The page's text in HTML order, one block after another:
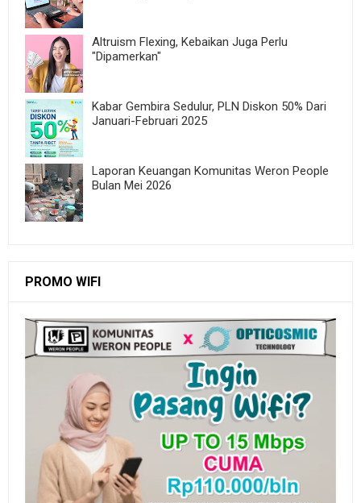
Altruism Flexing, Kebaikan Juga Perlu
"Dipamerkan"
Kabar Gembira Sedulur, PLN Diskon 50% Dari
Januari-Februari 2025
Laporan Keuangan Komunitas Weron People
Bulan Mei 2026
PROMO WIFI